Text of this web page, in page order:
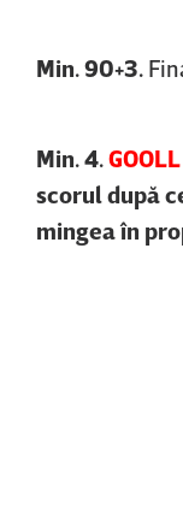
Min. 90+3.
Min. 4.
scorul după
mingea în